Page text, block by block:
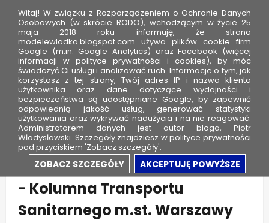
a
FSO Warszawa 201-S Sanitarka
- Kolumna Transportu
Sanitarnego m.st. Warszawy
Witaj! W związku z Rozporządzeniem o Ochronie Danych
Osobowych (w skrócie RODO), wchodzącym w życie 25
maja 2018 roku informuję, że strona
modelewladka.blogspot.com używa plików cookie firm
Google (m.in. Google Analytics) oraz Facebook (więcej
informacji w polityce prywatności i cookies), by móc
świadczyć Ci usługi i analizować ruch. Informacje o tym, jak
korzystasz z tej strony, Twój adres IP i nazwa klienta
użytkownika oraz dane dotyczące wydajności i
bezpieczeństwa są udostępniane Google, by zapewnić
odpowiednią jakość usług, generować statystyki
użytkowania oraz wykrywać nadużycia i na nie reagować.
Administratorem danych jest autor bloga, Piotr
Władysławski. Szczegóły znajdziesz w polityce prywatności
pod przyciskiem 'Zobacz szczegóły'.
ZOBACZ SZCZEGÓŁY AKCEPTUJĘ POWYŻSZE